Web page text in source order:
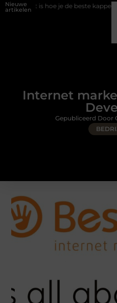
Nieuwe
artikelen
je de beste kapper in Arnhem kunt
Internet
Gepubliceerd Door